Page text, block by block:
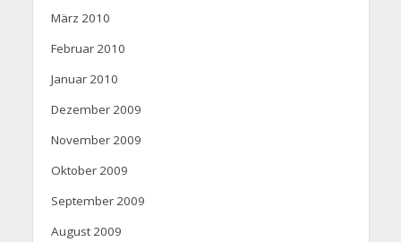
März 2010
Februar 2010
Januar 2010
Dezember 2009
November 2009
Oktober 2009
September 2009
August 2009